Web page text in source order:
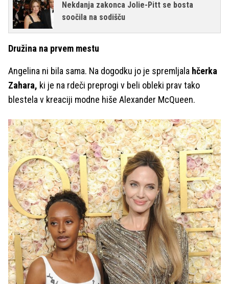
Nekdanja zakonca Jolie-Pitt se bosta
soočila na sodišču
Družina na prvem mestu
Angelina ni bila sama. Na dogodku jo je spremljala hčerka
Zahara, ki je na rdeči preprogi v beli obleki prav tako
blestela v kreaciji modne hiše Alexander McQueen.